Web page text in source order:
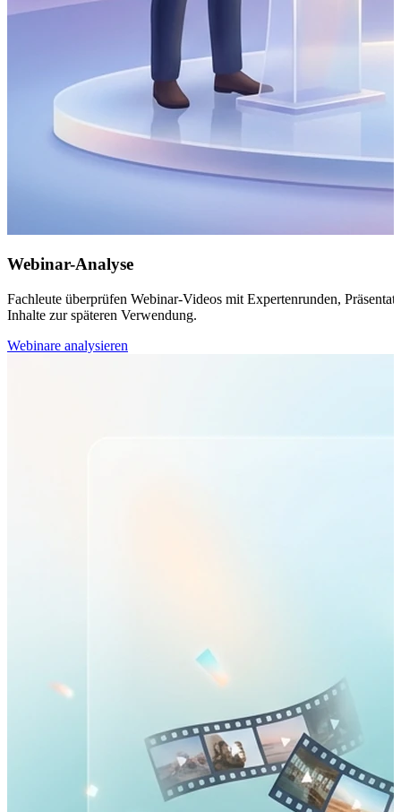
Webinar-Analyse
Fachleute überprüfen Webinar-Videos mit Expertenrunden,
Inhalte zur späteren Verwendung.
Webinare analysieren